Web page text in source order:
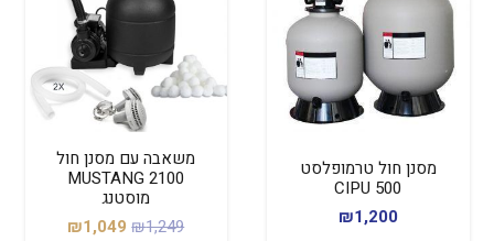
מסנן חול טרמופלסט
500 CIPU
₪1,200
משאבה עם מסנן חול
2100 MUSTANG
מוסטנג
₪1,249
המחיר₪1,049
המחיר